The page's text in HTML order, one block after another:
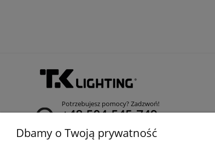
Potrzebujesz pomocy? Zadzwoń!
+48 504-545-749
(infolinia czynna poniedziałek - piątek od 8:00 do
15:00)
Dbamy o Twoją prywatność